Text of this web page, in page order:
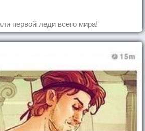
первой леди всего мира!